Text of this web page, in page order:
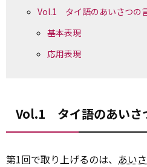
Vol.1 タイ語のあいさつの
基本表現
応用表現
Vol.1 タイ語のあいさ
第1回で取り上げるのは、 あい